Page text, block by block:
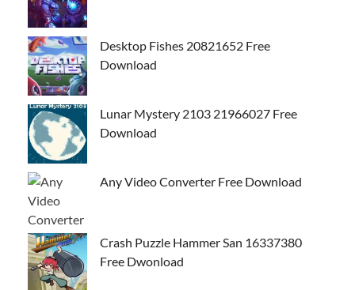
Desktop Fishes 20821652 Free
Download
Lunar Mystery 2103 21966027 Free
Download
Any Video Converter Free Download
Crash Puzzle Hammer San 16337380
Free Dwonload